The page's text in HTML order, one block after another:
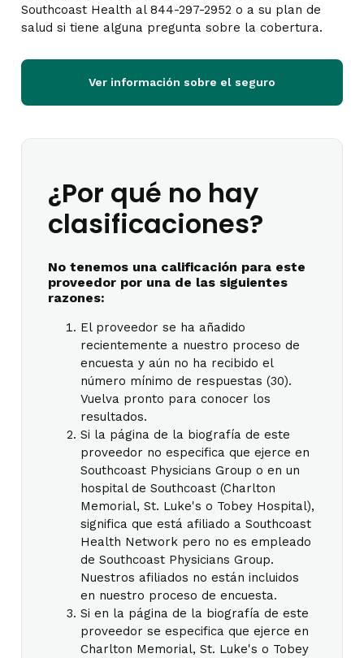
Southcoast Health al 844-297-2952 o a su plan de
salud si tiene alguna pregunta sobre la cobertura.
Ver información sobre el seguro
¿Por qué no hay
clasificaciones?
No tenemos una calificación para este
proveedor por una de las siguientes
razones:
El proveedor se ha añadido
recientemente a nuestro proceso de
encuesta y aún no ha recibido el
número mínimo de respuestas (30).
Vuelva pronto para conocer los
resultados.
Si la página de la biografía de este
proveedor no especifica que ejerce en
Southcoast Physicians Group o en un
hospital de Southcoast (Charlton
Memorial, St. Luke's o Tobey Hospital),
significa que está afiliado a Southcoast
Health Network pero no es empleado
de Southcoast Physicians Group.
Nuestros afiliados no están incluidos
en nuestro proceso de encuesta.
Si en la página de la biografía de este
proveedor se especifica que ejerce en
Charlton Memorial, St. Luke's o Tobey